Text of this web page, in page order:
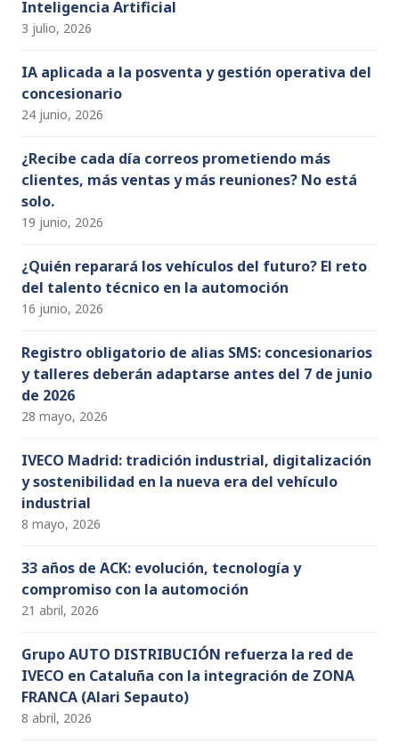
Inteligencia Artificial
3 julio, 2026
IA aplicada a la posventa y gestión operativa del
concesionario
24 junio, 2026
¿Recibe cada día correos prometiendo más
clientes, más ventas y más reuniones? No está
solo.
19 junio, 2026
¿Quién reparará los vehículos del futuro? El reto
del talento técnico en la automoción
16 junio, 2026
Registro obligatorio de alias SMS: concesionarios
y talleres deberán adaptarse antes del 7 de junio
de 2026
28 mayo, 2026
IVECO Madrid: tradición industrial, digitalización
y sostenibilidad en la nueva era del vehículo
industrial
8 mayo, 2026
33 años de ACK: evolución, tecnología y
compromiso con la automoción
21 abril, 2026
Grupo AUTO DISTRIBUCIÓN refuerza la red de
IVECO en Cataluña con la integración de ZONA
FRANCA (Alari Sepauto)
8 abril, 2026